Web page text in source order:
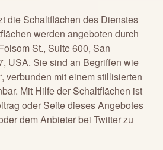
die Schaltflächen des Dienstes
werden angeboten durch
St., Suite 600, San
USA. Sie sind an Begriffen wie
verbunden mit einem stillisierten
Mit Hilfe der Schaltflächen ist
oder Seite dieses Angebotes
dem Anbieter bei Twitter zu